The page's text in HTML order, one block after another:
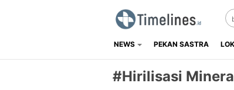
Timelines.id
Media Literasi, Sejarah &
NEWS PEKAN SASTRA
#Hirilisasi